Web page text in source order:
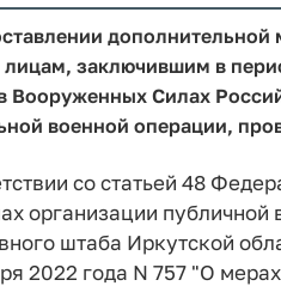
заключившим в
Вооруженных Силах
военной операции,
со статьей 48
организации
штаба Иркутской
2022 года N 757 "О